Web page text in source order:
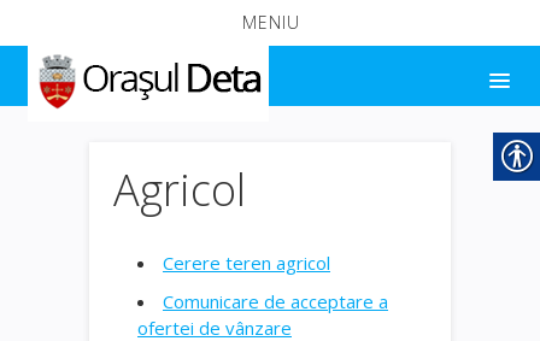
MENIU
Agricol
Cerere teren agricol
Comunicare de acceptare a
ofertei de vânzare